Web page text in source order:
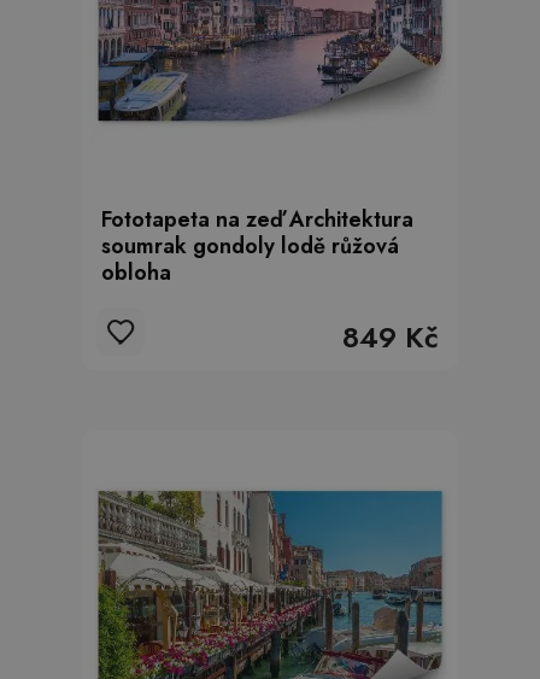
Fototapeta na zeď Architektura
soumrak gondoly lodě růžová
obloha
849 Kč